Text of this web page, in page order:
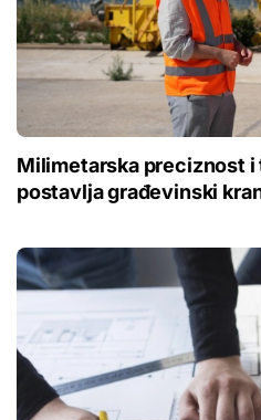
Milimetarska preciznost i
postavlja građevinski